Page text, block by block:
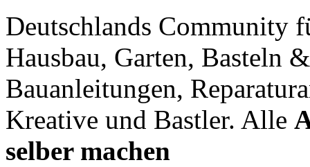
Deutschlands Community
Hausbau, Garten, Basteln
Bauanleitungen,
Kreative und Bastler. Alle
selber machen